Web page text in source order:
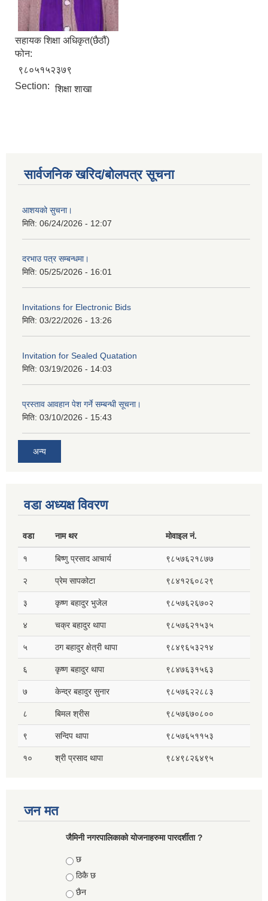
सहायक शिक्षा अधिकृत(छैठौं)
फोन:
९८०५१५२३७९
Section: शिक्षा शाखा
सार्वजनिक खरिद/बोलपत्र सूचना
आशयको सुचना।
मिति: 06/24/2026 - 12:07
दरभाउ पत्र सम्बन्धमा।
मिति: 05/25/2026 - 16:01
Invitations for Electronic Bids
मिति: 03/22/2026 - 13:26
Invitation for Sealed Quatation
मिति: 03/19/2026 - 14:03
प्रस्ताव आवहान पेश गर्ने सम्बन्धी सूचना।
मिति: 03/10/2026 - 15:43
अन्य
वडा अध्यक्ष विवरण
वडा नाम थर मोवाइल नं.
१ बिष्णु प्रसाद आचार्य ९८५७६२१८७७
२ प्रेम सापकोटा ९८४१२६०८२९
३ कृष्ण बहादुर भुजेल ९८५७६२६७०२
४ चक्र बहादुर थापा ९८५७६२१५३५
५ ठग बहादुर क्षेत्री थापा ९८४९६५३२१४
६ कृष्ण बहादुर थापा ९८४७६३१५६३
७ केन्द्र बहादुर सुनार ९८५७६२२८८३
८ बिमल श्रीस ९८५७६७०८००
९ सन्दिप थापा ९८५७६५११५३
१० श्री प्रसाद थापा ९८४९८२६४९५
जन मत
जैमिनी नगरपालिकाको योजनाहरुमा पारदर्शीता ?
Choices
छ
ठिकै छ
छैन